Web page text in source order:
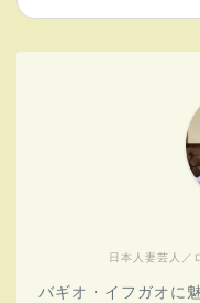
日本人妻芸人／
バギオ・イフガオに